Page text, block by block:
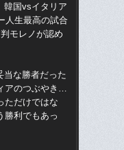
韓国vsイタリア
人生最高の試合
モレノが認め
当な勝者だった
アのつぶやき…
ただけではな
勝利でもあっ